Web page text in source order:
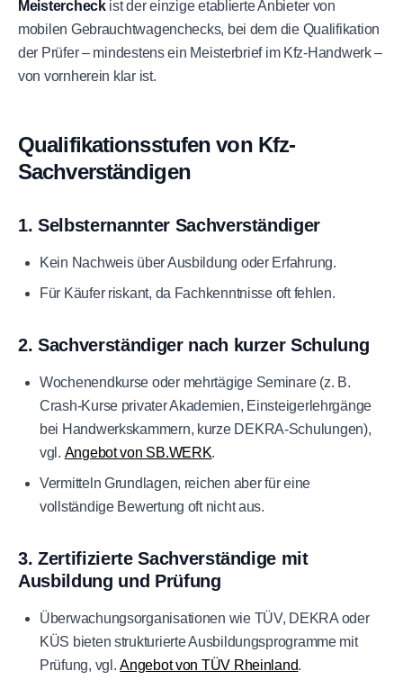
Meistercheckist der einzige etablierte Anbieter von
mobilen Gebrauchtwagenchecks, bei dem die Qualifikation
der Prüfer – mindestens ein Meisterbrief im Kfz-Handwerk –
von vornherein klar ist.
Qualifikationsstufen von Kfz-
Sachverständigen
1. Selbsternannter Sachverständiger
Kein Nachweis über Ausbildung oder Erfahrung.
Für Käufer riskant, da Fachkenntnisse oft fehlen.
2. Sachverständiger nach kurzer Schulung
Wochenendkurse oder mehrtägige Seminare (z. B.
Crash-Kurse privater Akademien, Einsteigerlehrgänge
bei Handwerkskammern, kurze DEKRA-Schulungen),
vgl. Angebot von SB.WERK.
Vermitteln Grundlagen, reichen aber für eine
vollständige Bewertung oft nicht aus.
3. Zertifizierte Sachverständige mit
Ausbildung und Prüfung
Überwachungsorganisationen wie TÜV, DEKRA oder
KÜS bieten strukturierte Ausbildungsprogramme mit
Prüfung, vgl.Angebot von TÜV Rheinland.